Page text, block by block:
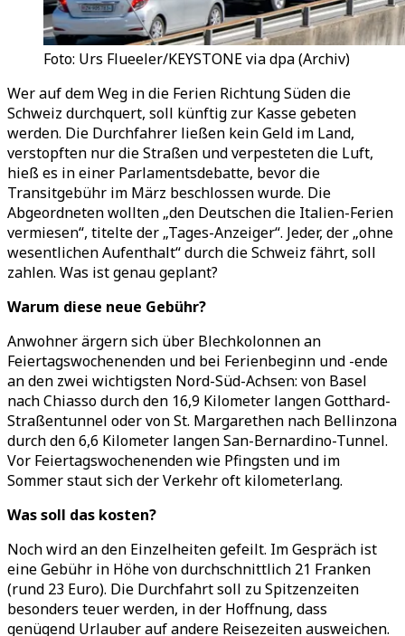
Foto: Urs Flueeler/KEYSTONE via dpa (Archiv)
Wer auf dem Weg in die Ferien Richtung Süden die
Schweiz durchquert, soll künftig zur Kasse gebeten
werden. Die Durchfahrer ließen kein Geld im Land,
verstopften nur die Straßen und verpesteten die Luft,
hieß es in einer Parlamentsdebatte, bevor die
Transitgebühr im März beschlossen wurde. Die
Abgeordneten wollten „den Deutschen die Italien-Ferien
vermiesen“, titelte der „Tages-Anzeiger“. Jeder, der „ohne
wesentlichen Aufenthalt“durch die Schweiz fährt, soll
zahlen. Was ist genau geplant?
Warum diese neue Gebühr?
Anwohner ärgern sich über Blechkolonnen an
Feiertagswochenenden und bei Ferienbeginn und -ende
an den zwei wichtigsten Nord-Süd-Achsen: von Basel
nach Chiasso durch den 16,9 Kilometer langen Gotthard-
Straßentunnel oder von St. Margarethen nach Bellinzona
durch den 6,6 Kilometer langen San-Bernardino-Tunnel.
Vor Feiertagswochenenden wie Pfingsten und im
Sommer staut sich der Verkehr oft kilometerlang.
Was soll das kosten?
Noch wird an den Einzelheiten gefeilt. Im Gespräch ist
eine Gebühr in Höhe von durchschnittlich 21 Franken
(rund 23 Euro). Die Durchfahrt soll zu Spitzenzeiten
besonders teuer werden, in der Hoffnung, dass
genügend Urlauber auf andere Reisezeiten ausweichen.